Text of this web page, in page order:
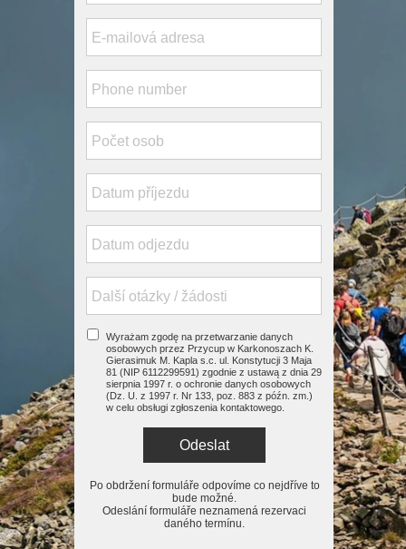
Po obdržení formuláře odpovíme co nejdříve to
bude možné.
Odeslání formuláře neznamená rezervaci
daného termínu.
Wyrażam zgodę na przetwarzanie danych
osobowych przez Przycup w Karkonoszach K.
Gierasimuk M. Kapla s.c. ul. Konstytucji 3 Maja
81 (NIP 6112299591) zgodnie z ustawą z dnia 29
sierpnia 1997 r. o ochronie danych osobowych
(Dz. U. z 1997 r. Nr 133, poz. 883 z późn. zm.)
w celu obsługi zgłoszenia kontaktowego.
Odeslat